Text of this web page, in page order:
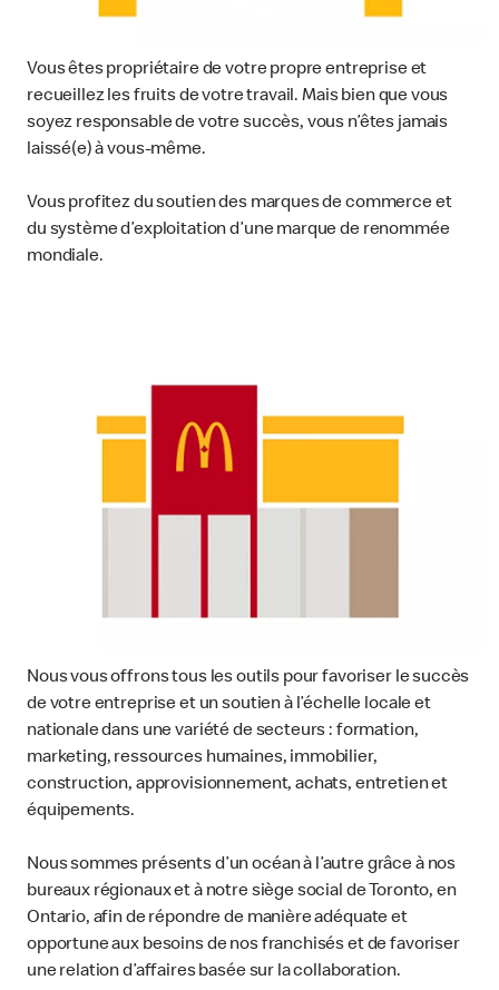
Vous êtes propriétaire de votre propre entreprise et
recueillez les fruits de votre travail. Mais bien que vous
soyez responsable de votre succès, vous n’êtes jamais
laissé(e) à vous-même.
Vous profitez du soutien des marques de commerce et
du système d’exploitation d’une marque de renommée
mondiale.
Nous vous offrons tous les outils pour favoriser le succès
de votre entreprise et un soutien à l’échelle locale et
nationale dans une variété de secteurs : formation,
marketing, ressources humaines, immobilier,
construction, approvisionnement, achats, entretien et
équipements.
Nous sommes présents d’un océan à l’autre grâce à nos
bureaux régionaux et à notre siège social de Toronto, en
Ontario, afin de répondre de manière adéquate et
opportune aux besoins de nos franchisés et de favoriser
une relation d’affaires basée sur la collaboration.